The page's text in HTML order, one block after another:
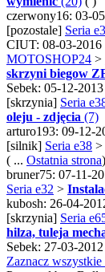
czerwony16: 03-
[pozostale] Seria
CIUT: 08-03-2016
MOTOSHOP24 >
skrzyni biegow
Sebek: 05-12-
[skrzynia] Seria
oleju - zdjęcia (7)
arturo193: 09-12-
[silnik] Seria e38 >
( ... Ostatnia strona)
bruner75: 07-11-
Seria e32 >
kubosh: 26-04-
[skrzynia] Seria
hilza, tuleja
Sebek: 27-03-
Zaznacz